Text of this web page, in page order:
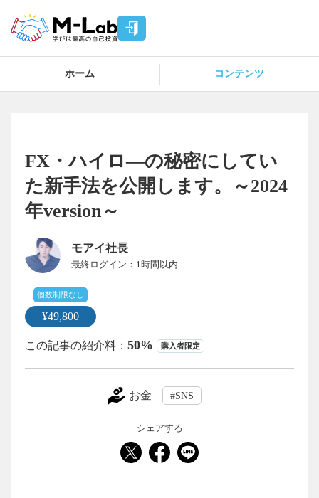
ホーム コンテンツ
FX・ハイロ―の秘密にしてい
た新手法を公開します。～2024
年version～
個数制限なし
¥49,800
モアイ社長
1時間以内
50% 購入者限定
お金 SNS